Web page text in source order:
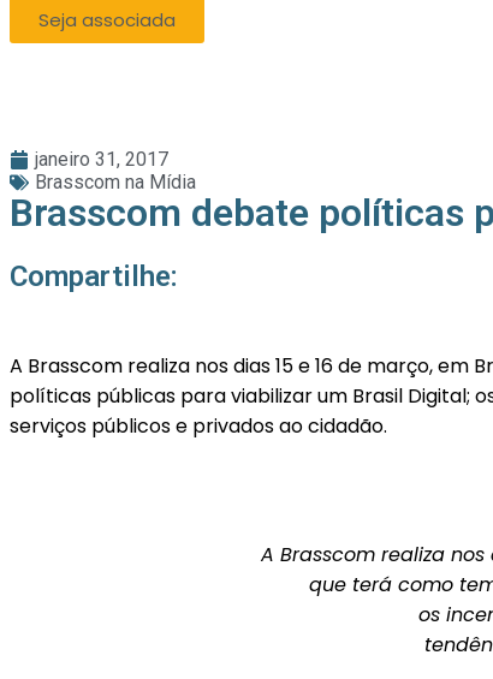
Seja associada
janeiro 31, 2017
Brasscom na Mídia
Brasscom debate políticas
Compartilhe:
A Brasscom realiza nos dias 15 e 16 de março,
políticas públicas para viabilizar um Brasil Digital;
serviços públicos e privados ao cidadão.
A Brasscom realiza nos
que terá como
os